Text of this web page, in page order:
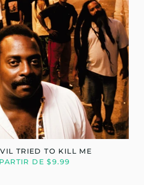
TRIED TO KILL ME
DE $9.99